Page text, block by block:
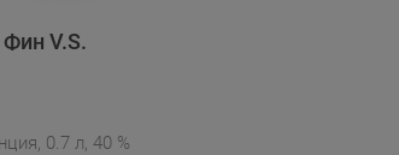
V.S.
0.7 л, 40 %